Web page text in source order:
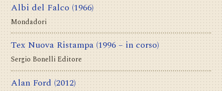
Albi del Falco (1966)
Mondadori
Tex Nuova Ristampa (1996 – in corso)
Sergio Bonelli Editore
Alan Ford (2012)